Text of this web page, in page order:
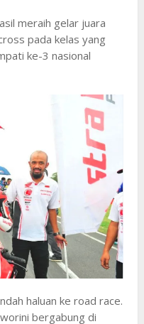
meraih gelar juara
pada kelas yang
ke-3 nasional
haluan ke road race.
bergabung di